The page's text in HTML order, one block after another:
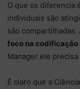
O que os diferencia
individuais são
são compartilhadas.
foco na codificação
Manager ele
É claro que a